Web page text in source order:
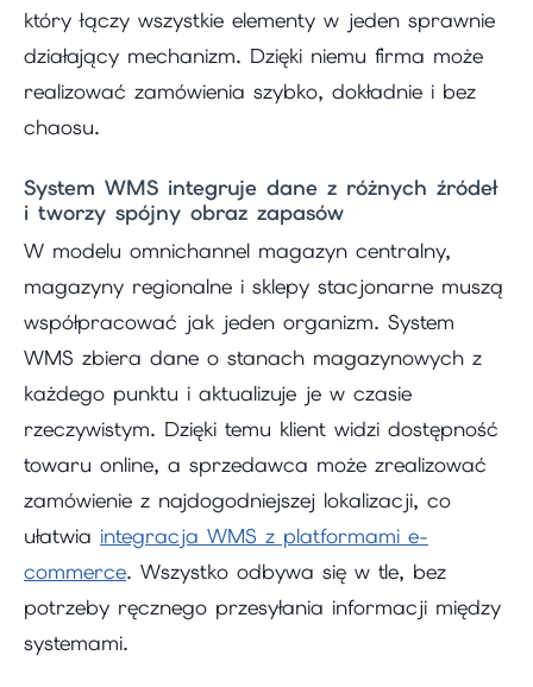
który łączy wszystkie elementy w jeden sprawnie
działający mechanizm. Dzięki niemu firma może
realizować zamówienia szybko, dokładnie i bez
chaosu.
System WMS integruje dane z różnych źródeł
i tworzy spójny obraz zapasów
W modelu omnichannel magazyn centralny,
magazyny regionalne i sklepy stacjonarne muszą
współpracować jak jeden organizm. System
WMS zbiera dane o stanach magazynowych z
każdego punktu i aktualizuje je w czasie
rzeczywistym. Dzięki temu klient widzi dostępność
towaru online, a sprzedawca może zrealizować
zamówienie z najdogodniejszej lokalizacji, co
ułatwia integracja WMS z platformami e-
commerce. Wszystko odbywa się w tle, bez
potrzeby ręcznego przesyłania informacji między
systemami.